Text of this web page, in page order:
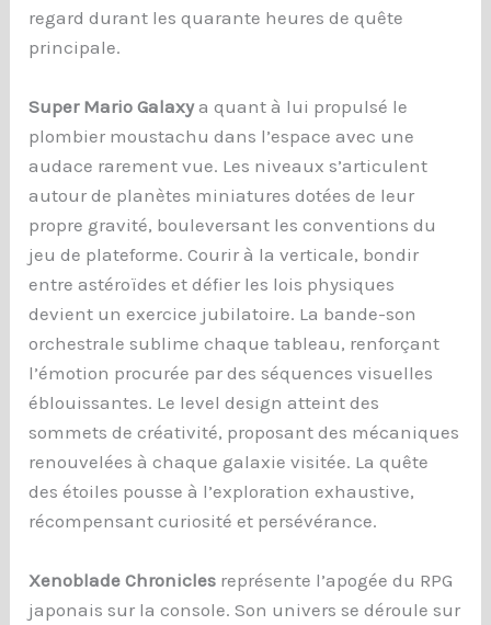
regard durant les quarante heures de quête
principale.
Super Mario Galaxya quant à lui propulsé le
plombier moustachu dans l’espace avec une
audace rarement vue. Les niveaux s’articulent
autour de planètes miniatures dotées de leur
propre gravité, bouleversant les conventions du
jeu de plateforme. Courir à la verticale, bondir
entre astéroïdes et défier les lois physiques
devient un exercice jubilatoire. La bande-son
orchestrale sublime chaque tableau, renforçant
l’émotion procurée par des séquences visuelles
éblouissantes. Le level design atteint des
sommets de créativité, proposant des mécaniques
renouvelées à chaque galaxie visitée. La quête
des étoiles pousse à l’exploration exhaustive,
récompensant curiosité et persévérance.
Xenoblade Chronicles représente l’apogée du RPG
japonais sur la console. Son univers se déroule sur